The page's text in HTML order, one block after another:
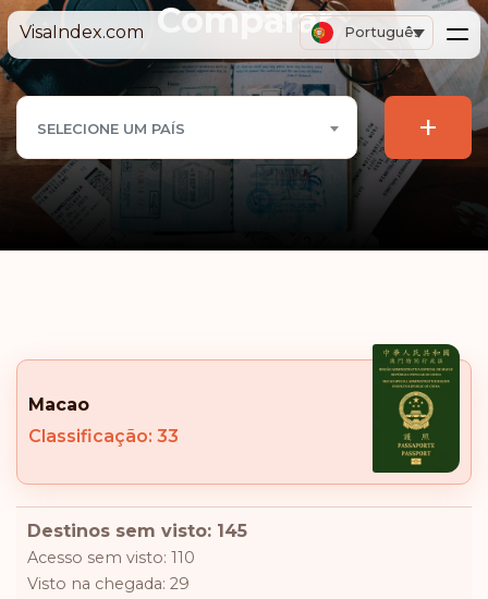
VisaIndex.com Português
Comparar
SELECIONE UM PAÍS +
Macao
Classificação: 33
Destinos sem visto: 145
Acesso sem visto: 110
Visto na chegada: 29